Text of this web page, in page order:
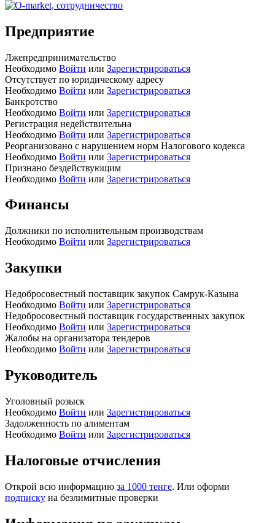
Предприятие
Лжепредпринимательство
Необходимо Войти или Зарегистрироваться
Отсутствует по юридическому адресу
Необходимо Войти или Зарегистрироваться
Банкротство
Необходимо Войти или Зарегистрироваться
Регистрация недействительна
Необходимо Войти или Зарегистрироваться
Реорганизовано с нарушением норм Налогового кодекса
Необходимо Войти или Зарегистрироваться
Признано бездействующим
Необходимо Войти или Зарегистрироваться
Финансы
Должники по исполнительным производствам
Необходимо Войти или Зарегистрироваться
Закупки
Недобросовестный поставщик закупок Самрук-Казына
Необходимо Войти или Зарегистрироваться
Недобросовестный поставщик государственных закупок
Необходимо Войти или Зарегистрироваться
Жалобы на организатора тендеров
Необходимо Войти или Зарегистрироваться
Руководитель
Уголовный розыск
Необходимо Войти или Зарегистрироваться
Задолженность по алиментам
Необходимо Войти или Зарегистрироваться
Налоговые отчисления
Открой всю информацию за 1000 тенге. Или оформи
подписку на безлимитные проверки